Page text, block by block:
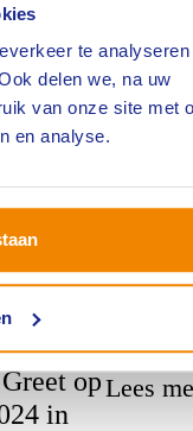
te
delen we, na uw
van onze site met
en analyse.
en
Lees
houdt
op
in
Lees